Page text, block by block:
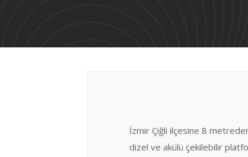
İzmir Çiğli ilçesine 8
dizel ve akülü çekilebilir